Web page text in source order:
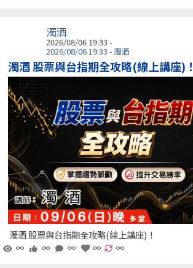
濁酒
2026/08/06 19:33 -
2026/08/06 19:33 - 濁酒
濁酒 股票與台指期全攻略(線上講座)！
濁酒 股票與台指期全攻略(線上講座)！
∞
∞ ∞ ∞ ∞